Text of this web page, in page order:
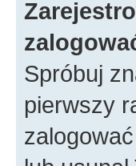
Spróbuj
pierwszy